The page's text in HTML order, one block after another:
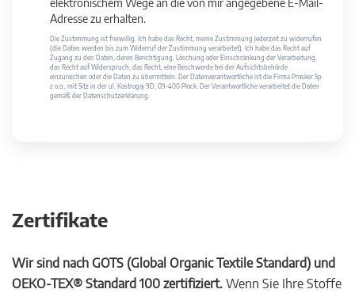
elektronischem Wege an die von mir angegebene E-Mail-
Adresse zu erhalten.
Die Zustimmung ist freiwillig. Ich habe das Recht, meine Zustimmung jederzeit zu widerrufen
(die Daten werden bis zum Widerruf der Zustimmung verarbeitet). Ich habe das Recht auf
Zugang zu den Daten, deren Berichtigung, Löschung oder Einschränkung der Verarbeitung,
das Recht auf Widerspruch, das Recht, eine Beschwerde bei der Aufsichtsbehörde
einzureichen oder die Daten zu übermitteln. Der Datenverantwortliche ist die Firma Prosker Sp.
z o.o., mit Sitz in der ul. Kostrogaj 9D, 09-400 Płock. Der Verantwortliche verarbeitet die Daten
gemäß der Datenschutzerklärung.
Zertifikate
Wir sind nach GOTS (Global Organic Textile Standard) und
OEKO-TEX® Standard 100 zertifiziert. Wenn Sie Ihre Stoffe